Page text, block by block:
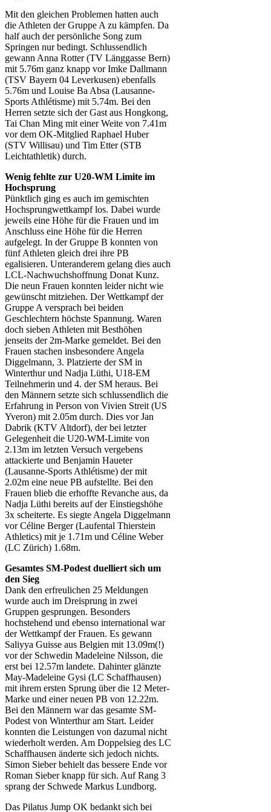
Mit den gleichen Problemen hatten auch
die Athleten der Gruppe A zu kämpfen. Da
half auch der persönliche Song zum
Springen nur bedingt. Schlussendlich
gewann Anna Rotter (TV Länggasse Bern)
mit 5.76m ganz knapp vor Imke Dallmann
(TSV Bayern 04 Leverkusen) ebenfalls
5.76m und Louise Ba Absa (Lausanne-
Sports Athlétisme) mit 5.74m. Bei den
Herren setzte sich der Gast aus Hongkong,
Tai Chan Ming mit einer Weite von 7.41m
vor dem OK-Mitglied Raphael Huber
(STV Willisau) und Tim Etter (STB
Leichtathletik) durch.
Wenig fehlte zur U20-WM Limite im
Hochsprung
Pünktlich ging es auch im gemischten
Hochsprungwettkampf los. Dabei wurde
jeweils eine Höhe für die Frauen und im
Anschluss eine Höhe für die Herren
aufgelegt. In der Gruppe B konnten von
fünf Athleten gleich drei ihre PB
egalisieren. Unteranderem gelang dies auch
LCL-Nachwuchshoffnung Donat Kunz.
Die neun Frauen konnten leider nicht wie
gewünscht mitziehen. Der Wettkampf der
Gruppe A versprach bei beiden
Geschlechtern höchste Spannung. Waren
doch sieben Athleten mit Besthöhen
jenseits der 2m-Marke gemeldet. Bei den
Frauen stachen insbesondere Angela
Diggelmann, 3. Platzierte der SM in
Winterthur und Nadja Lüthi, U18-EM
Teilnehmerin und 4. der SM heraus. Bei
den Männern setzte sich schlussendlich die
Erfahrung in Person von Vivien Streit (US
Yveron) mit 2.05m durch. Dies vor Jan
Dabrik (KTV Altdorf), der bei letzter
Gelegenheit die U20-WM-Limite von
2.13m im letzten Versuch vergebens
attackierte und Benjamin Haueter
(Lausanne-Sports Athlétisme) der mit
2.02m eine neue PB aufstellte. Bei den
Frauen blieb die erhoffte Revanche aus, da
Nadja Lüthi bereits auf der Einstiegshöhe
3x scheiterte. Es siegte Angela Diggelmann
vor Céline Berger (Laufental Thierstein
Athletics) mit je 1.71m und Céline Weber
(LC Zürich) 1.68m.
Gesamtes SM-Podest duelliert sich um
den Sieg
Dank den erfreulichen 25 Meldungen
wurde auch im Dreisprung in zwei
Gruppen gesprungen. Besonders
hochstehend und ebenso international war
der Wettkampf der Frauen. Es gewann
Saliyya Guisse aus Belgien mit 13.09m(!)
vor der Schwedin Madeleine Nilsson, die
erst bei 12.57m landete. Dahinter glänzte
May-Madeleine Gysi (LC Schaffhausen)
mit ihrem ersten Sprung über die 12 Meter-
Marke und einer neuen PB von 12.22m.
Bei den Männern war das gesamte SM-
Podest von Winterthur am Start. Leider
konnten die Leistungen von dazumal nicht
wiederholt werden. Am Doppelsieg des LC
Schaffhausen änderte sich jedoch nichts.
Simon Sieber behielt das bessere Ende vor
Roman Sieber knapp für sich. Auf Rang 3
sprang der Schwede Markus Lundborg.
Das Pilatus Jump OK bedankt sich bei